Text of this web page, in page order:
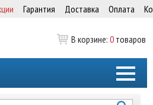
Гарантия Доставка Оплата
В корзине: 0 товаров